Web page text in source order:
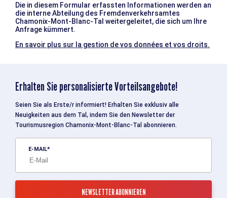
Die in diesem Formular erfassten Informationen werden an
die interne Abteilung des Fremdenverkehrsamtes
Chamonix-Mont-Blanc-Tal weitergeleitet, die sich um Ihre
Anfrage kümmert.
En savoir plus sur la gestion de vos données et vos droits.
Erhalten Sie personalisierte Vorteilsangebote!
Seien Sie als Erste/r informiert! Erhalten Sie exklusiv alle
Neuigkeiten aus dem Tal, indem Sie den Newsletter der
Tourismusregion Chamonix-Mont-Blanc-Tal abonnieren.
E-MAIL